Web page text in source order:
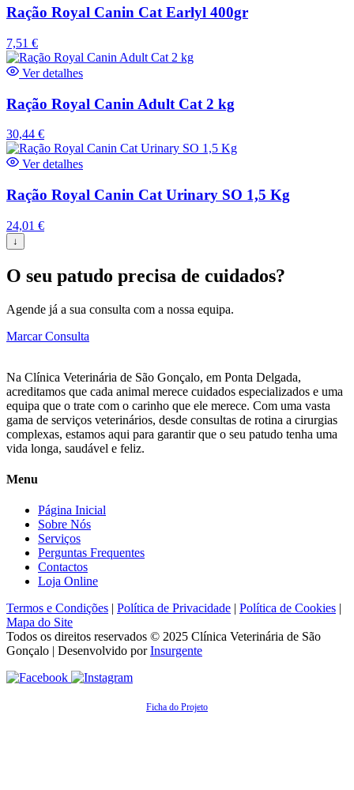
Ração Royal Canin Cat Earlyl 400gr
7,51 €
Ver detalhes
Ração Royal Canin Adult Cat 2 kg
30,44 €
Ver detalhes
Ração Royal Canin Cat Urinary SO 1,5 Kg
24,01 €
↓
O seu patudo precisa de cuidados?
Agende já a sua consulta com a nossa equipa.
Marcar Consulta
Na Clínica Veterinária de São Gonçalo, em Ponta Delgada,
acreditamos que cada animal merece cuidados especializados e uma
equipa que o trate com o carinho que ele merece. Com uma vasta
gama de serviços veterinários, desde consultas de rotina a cirurgias
complexas, estamos aqui para garantir que o seu patudo tenha uma
vida longa, saudável e feliz.
Menu
Página Inicial
Sobre Nós
Serviços
Perguntas Frequentes
Contactos
Loja Online
Termos e Condições | Política de Privacidade | Política de Cookies |
Mapa do Site
Todos os direitos reservados © 2025 Clínica Veterinária de São
Gonçalo | Desenvolvido porInsurgente
Ficha do Projeto